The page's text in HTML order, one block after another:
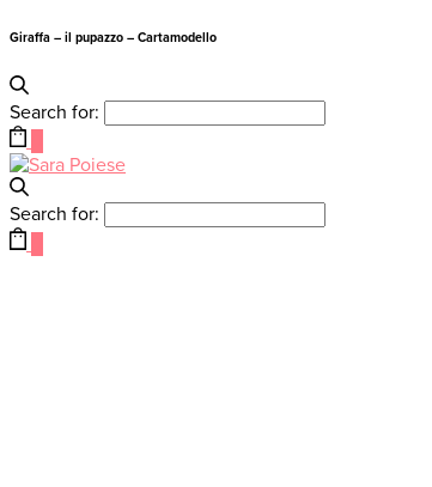
Giraffa – il pupazzo – Cartamodello
Search for:
Search for: